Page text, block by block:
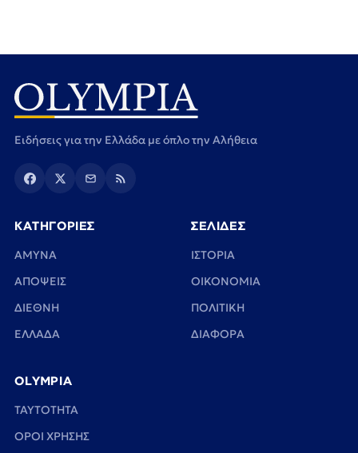
Ειδήσεις για την Ελλάδα με όπλο την Αλήθεια
ΚΑΤΗΓΟΡΙΕΣ
ΑΜΥΝΑ
ΑΠΟΨΕΙΣ
ΔΙΕΘΝΗ
ΕΛΛΑΔΑ
ΣΕΛΙΔΕΣ
ΙΣΤΟΡΙΑ
ΟΙΚΟΝΟΜΙΑ
ΠΟΛΙΤΙΚΗ
ΔΙΑΦΟΡΑ
OLYMPIA
TAYTOTHTA
ΟΡΟΙ ΧΡΗΣΗΣ